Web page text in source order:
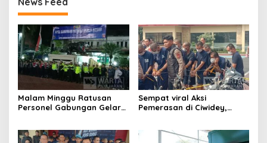
Malam Minggu Ratusan
Personel Gabungan Gelar
Sempat viral Aksi
Pemerasan di Ciwidey,